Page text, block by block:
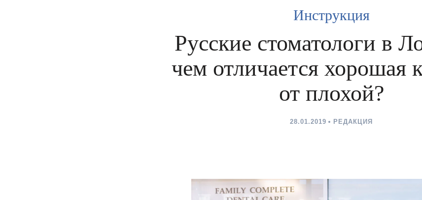
Инструкция
Русские стоматологи в
чем отличается хорошая
от плохой?
28.01.2019 РЕДАКЦИЯ